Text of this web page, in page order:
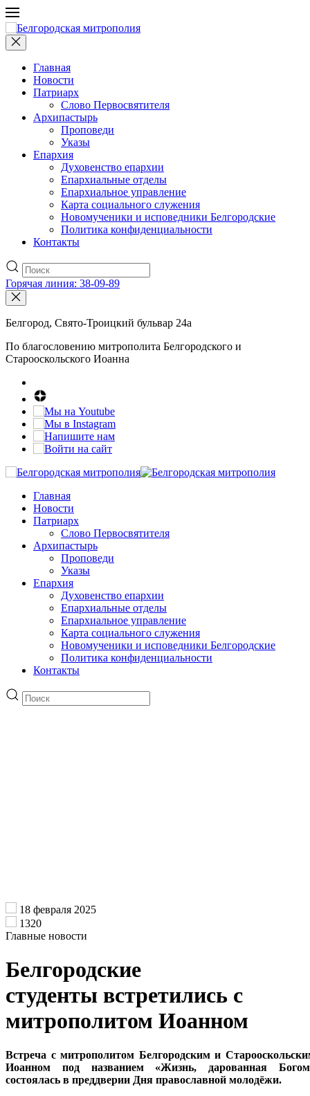
Главная
Новости
Патриарх
Слово Первосвятителя
Архипастырь
Проповеди
Указы
Епархия
Духовенство епархии
Епархиальные отделы
Епархиальное управление
Карта социального служения
Новомученики и исповедники Белгородские
Политика конфиденциальности
Контакты
Горячая линия: 38-09-89
Белгород, Свято-Троицкий бульвар 24а
По благословению митрополита Белгородского и
Старооскольского Иоанна
Главная
Новости
Патриарх
Слово Первосвятителя
Архипастырь
Проповеди
Указы
Епархия
Духовенство епархии
Епархиальные отделы
Епархиальное управление
Карта социального служения
Новомученики и исповедники Белгородские
Политика конфиденциальности
Контакты
18 февраля 2025
1320
Главные новости
Белгородские
студенты встретились с
митрополитом Иоанном
Встреча с митрополитом Белгородским и
Иоанном под названием «Жизнь, дарованная
состоялась в преддверии Дня православной молодёжи.